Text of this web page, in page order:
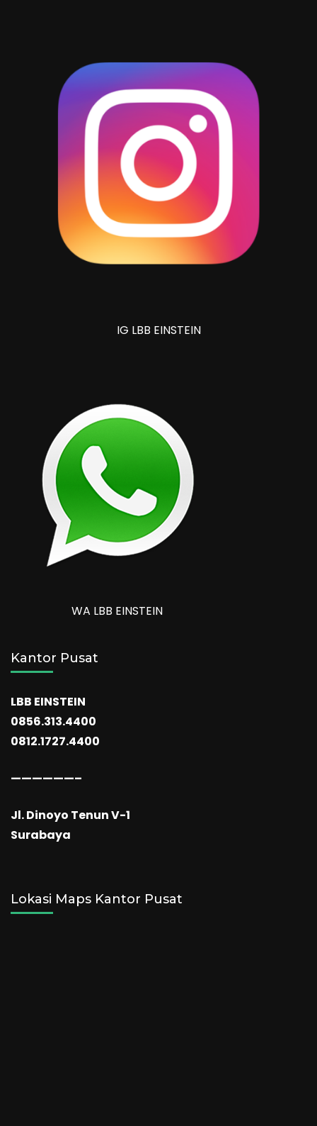
IG LBB EINSTEIN
WA LBB EINSTEIN
Kantor Pusat
LBB EINSTEIN
0856.313.4400
0812.1727.4400
——————–
Jl. Dinoyo Tenun V-1
Surabaya
Lokasi Maps Kantor Pusat